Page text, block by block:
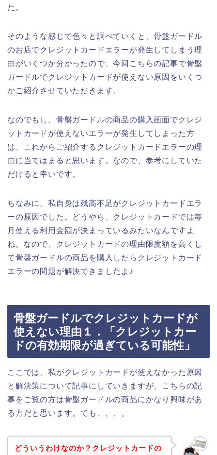
た。
そのような感じで色々と調べていくと、骨盤ガードル
のお店でクレジットカードエラーが発生してしまう理
由がいくつか分かったので、今回こちらの記事で骨盤
ガードルでクレジットカードが使えない原因をいくつ
かご紹介させていただきます。
なのでもし、骨盤ガードルの商品の購入画面でクレジ
ットカードが使えないエラーが発生してしまった方
は、これからご紹介するクレジットカードエラーの理
由に当てはまると思います。なので、参考にしていた
だけると幸いです。
ちなみに、私自身は残高不足がクレジットカードエラ
ーの原因でした。どうやら、クレジットカードでは毎
月使える利用金額が決まっているみたいなんですよ
ね。なので、クレジットカードの理由限度額を高くし
て骨盤ガードルの商品を購入したらクレジットカード
エラーの問題が解決できましたよ♪
骨盤ガードルでクレジットカードが
使えない理由１．「クレジットカー
ドの有効期限が過ぎている可能性」
ここでは、私がクレジットカードが使えなかった原因
と解決策について記事にしていきますが、こちらの記
事をご覧の方は骨盤ガードルの商品にかなり興味があ
る方だと思います。でも、、、。
どういうわけなのか？クレジットカードの